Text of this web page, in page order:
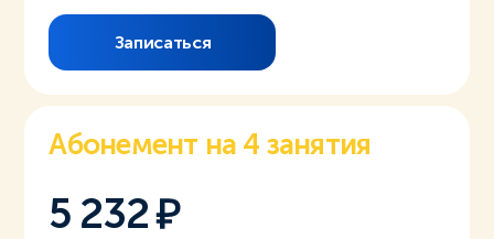
Записаться
Абонемент на 4 занятия
5 232